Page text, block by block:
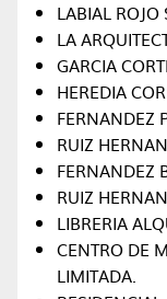
LABIAL ROJO
LA
GARCIA
HEREDIA
FERNANDEZ
RUIZ
FERNANDEZ
RUIZ
LIBRERIA
CENTRO DE
LIMITADA.